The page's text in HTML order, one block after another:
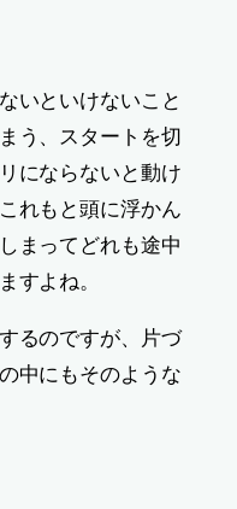
いといけないこと
う、スタートを切
にならないと動け
れもと頭に浮かん
まってどれも途中
すよね。
るのですが、片づ
中にもそのような